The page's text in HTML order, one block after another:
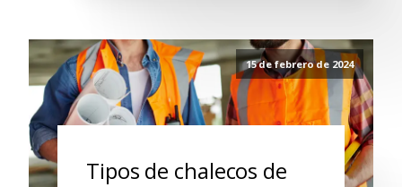
15 de febrero de 2024
Tipos de chalecos de